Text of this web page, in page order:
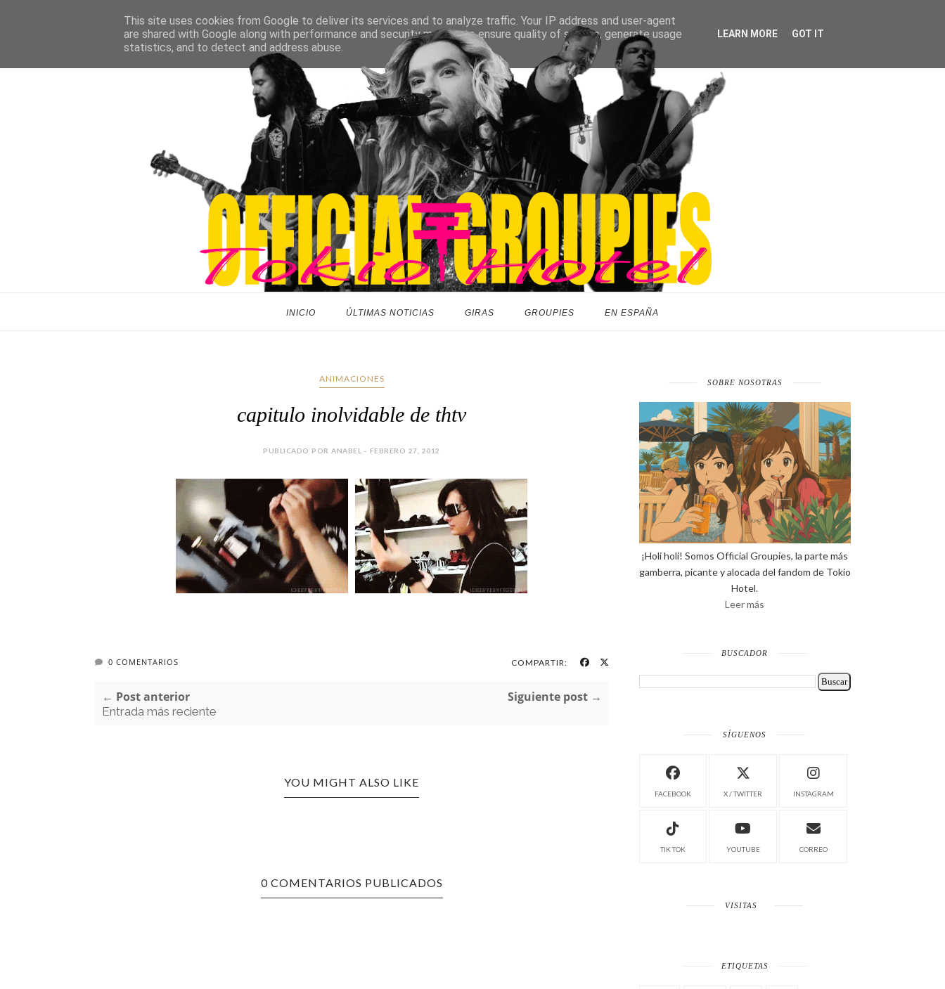
INICIO ÚLTIMAS NOTICIAS GIRAS GROUPIES EN ESPAÑA
ANIMACIONES
capitulo inolvidable de thtv
PUBLICADO POR ANABEL - FEBRERO 27, 2012
0 COMENTARIOS COMPARTIR:
← Post anterior
Entrada más reciente
Siguiente post →
YOU MIGHT ALSO LIKE
0 COMENTARIOS PUBLICADOS
SOBRE NOSOTRAS
¡Holi holi! Somos Official Groupies, la parte más
gamberra, picante y alocada del fandom de Tokio
Hotel.
Leer más
BUSCADOR
SÍGUENOS
FACEBOOK X / TWITTER INSTAGRAM
TIK TOK YOUTUBE CORREO
VISITAS
ETIQUETAS
This site uses cookies from Google to deliver its services and to analyze traffic. Your IP address and user-agent
are shared with Google along with performance and security metrics to ensure quality of service, generate usage
statistics, and to detect and address abuse.
LEARN MORE GOT IT